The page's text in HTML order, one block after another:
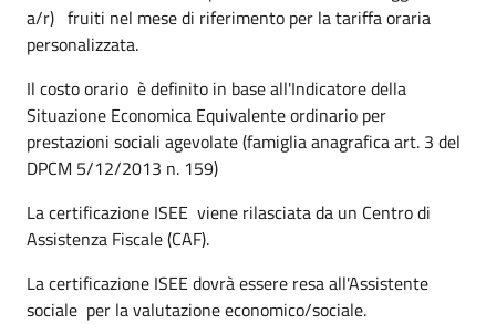
a/r) fruiti nel mese di riferimento per la tariffa oraria
personalizzata.
Il costo orario è definito in base all'Indicatore della
Situazione Economica Equivalente ordinario per
prestazioni sociali agevolate (famiglia anagrafica art. 3 del
DPCM 5/12/2013 n. 159)
La certificazione ISEE viene rilasciata da un Centro di
Assistenza Fiscale (CAF).
La certificazione ISEE dovrà essere resa all'Assistente
sociale per la valutazione economico/sociale.